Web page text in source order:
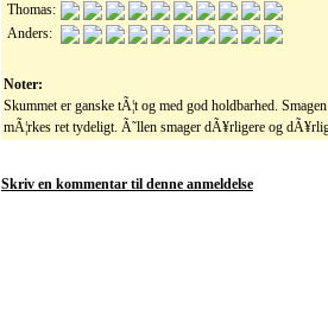
Thomas:
Anders:
Noter:
Skummet er ganske tÃ¦t og med god holdbarhed.
mÃ¦rkes ret tydeligt. Ã˜llen smager dÃ¥rligere og
Skriv en kommentar til denne anmeldelse